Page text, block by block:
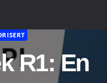
R1: En